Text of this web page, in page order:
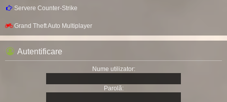
Servere Counter-Strike
Grand Theft Auto Multiplayer
Autentificare
Nume utilizator:
Parolă: